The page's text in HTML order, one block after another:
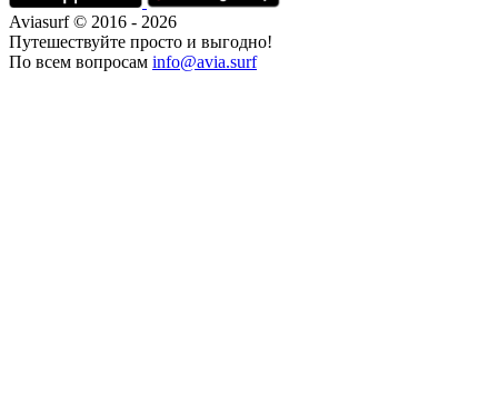
Aviasurf © 2016 - 2026
Путешествуйте просто и выгодно!
По всем вопросам info@avia.surf